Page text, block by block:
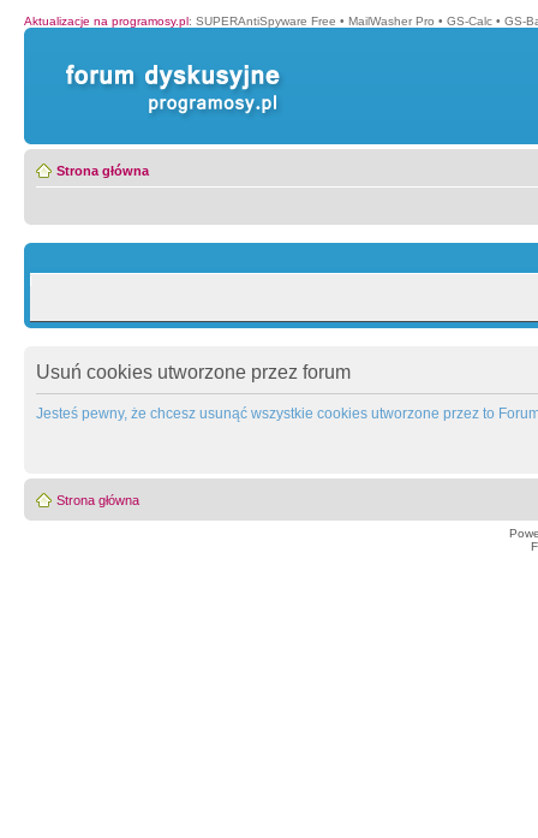
Aktualizacje na programosy.pl: SUPERAntiSpyware Free • MailWasher Pro • GS-Calc • GS-
Strona główna
Usuń cookies utworzone przez forum
Jesteś pewny, że chcesz usunąć wszystkie cookies utworzone przez to
Strona główna